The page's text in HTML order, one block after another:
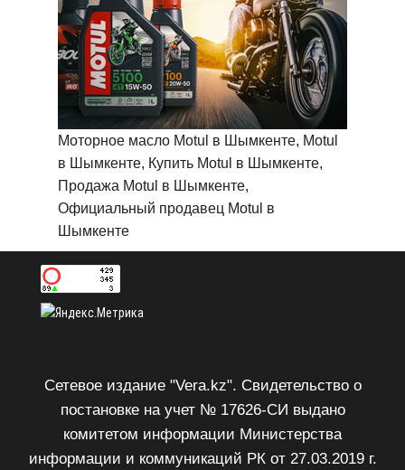
Моторное масло Motul в Шымкенте, Motul
в Шымкенте, Купить Motul в Шымкенте,
Продажа Motul в Шымкенте,
Официальный продавец Motul в
Шымкенте
Сетевое издание "Vera.kz". Свидетельство о
постановке на учет № 17626-СИ выдано
комитетом информации Министерства
информации и коммуникаций РК от 27.03.2019 г.